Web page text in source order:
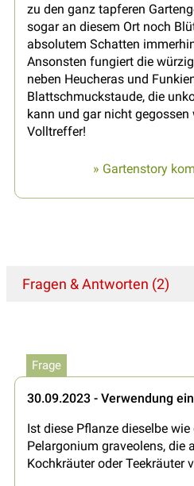
zu den ganz tapferen
sogar an diesem Ort noch
absolutem Schatten
Ansonsten fungiert die
neben Heucheras und
Blattschmuckstaude, die
kann und gar nicht gegossen
Volltreffer!
» Gartenstory
Fragen & Antworten (2)
Frage
30.09.2023 - Verwendung
Ist diese Pflanze dieselbe wie
Pelargonium graveolens, die
Kochkräuter oder Teekräuter